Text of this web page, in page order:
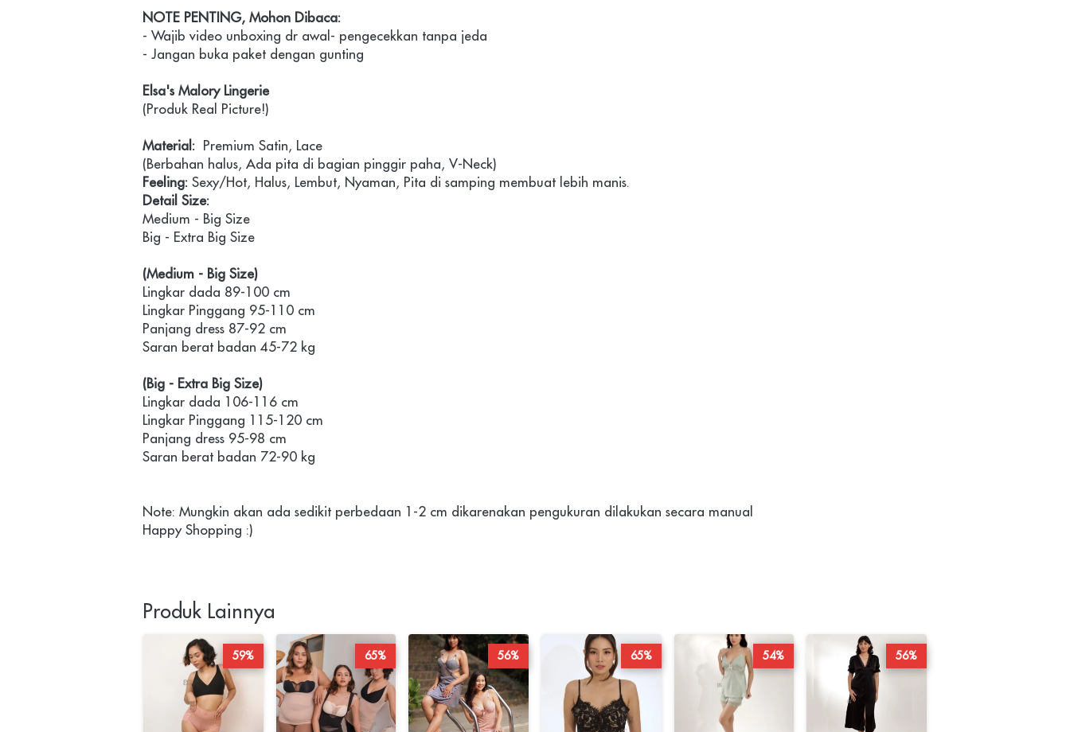
NOTE PENTING, Mohon Dibaca:
- Wajib video unboxing dr awal- pengecekkan tanpa jeda
- Jangan buka paket dengan gunting
Elsa's Malory Lingerie
(Produk Real Picture!)
Material:
  Premium Satin, Lace
(Berbahan halus, Ada pita di bagian pinggir paha, V-Neck)
Feeling: Sexy/Hot, Halus, Lembut, Nyaman, Pita di samping membuat lebih manis.
Detail Size:
Medium - Big Size
Big - Extra Big Size
(Medium - Big Size)
Lingkar dada 89-100 cm
Lingkar Pinggang 95-110 cm
Panjang dress 87-92 cm
Saran berat badan 45-72 kg
(Big - Extra Big Size)
Lingkar dada 106-116 cm
Lingkar Pinggang 115-120 cm
Panjang dress 95-98 cm
Saran berat badan 72-90 kg
Note: Mungkin akan ada sedikit perbedaan 1-2 cm dikarenakan pengukuran dilakukan secara manual
Happy Shopping :)
Produk Lainnya
59% 65% 56% 65% 54% 56%